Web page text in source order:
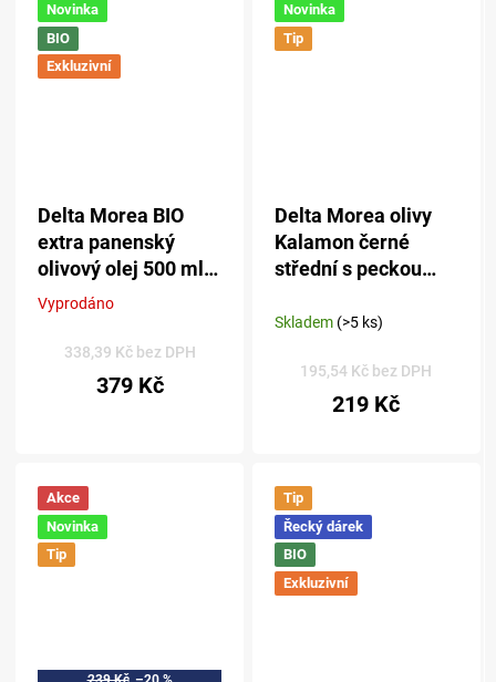
Novinka
BIO
Exkluzivní
Delta Morea BIO
extra panenský
olivový olej 500 ml -
plech
Průměrné
produktu
Vyprodáno
338,39 Kč bez DPH
379 Kč
Novinka
Tip
Delta Morea olivy
Kalamon černé
střední s peckou
Skladem (>5 ks)
195,54 Kč bez DPH
219 Kč
Akce
Novinka
Tip
Tip
Řecký dárek
BIO
Exkluzivní